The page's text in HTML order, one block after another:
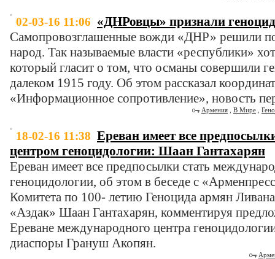
02-03-16 11:06 «ДНРовцы» признали
Самопровозглашенные вожди «ДНР» решили
народ. Так называемые власти «республики»
который гласит о том, что османы совершили
далеком 1915 году. Об этом рассказал
«Информационное сопротивление», новость
Армения В Мире
18-02-16 11:38 Ереван имеет все
центром геноцидологии: Шаан Гантахарян
Ереван имеет все предпосылки стать
геноцидологии, об этом в беседе с
Комитета по 100- летию Геноцида армян
«Аздак» Шаан Гантахарян, комментируя
Ереване международного центра
диаспоры Грануш Акопян.